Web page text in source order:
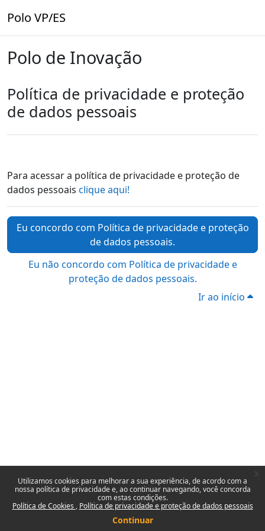
Utilizamos cookies para melhorar a sua experiência, de acordo com a
nossa política de privacidade e, ao continuar navegando, você concorda
com estas condições.
Política de Cookies
Política de privacidade e proteção de dados pessoais
Continuar
Polo VP/ES
Polo de Inovação
Política de privacidade e proteção
de dados pessoais
Para acessar a política de privacidade e proteção de
dados pessoais clique aqui!
Eu concordo com Política de privacidade e proteção
de dados pessoais.
Eu não concordo com Política de privacidade e
proteção de dados pessoais.
Ir ao início